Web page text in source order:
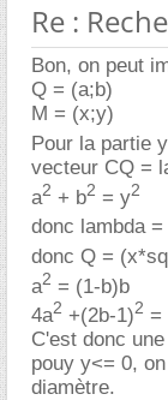
Re :
Bon, on peut
Q = (a;b)
M = (x;y)
Pour la partie
vecteur CQ =
a2 + b2 = y2
donc lambda
donc Q =
a2 = (1-b)b
4a2 +(2b-1)2 =
C'est donc
pouy y<= 0,
diamètre.